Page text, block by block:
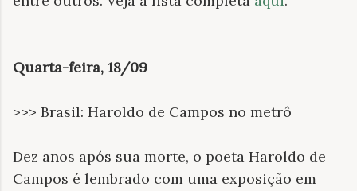
Quarta-feira, 18/09
>>> Brasil: Haroldo de Campos no metrô
Dez anos após sua morte, o poeta Haroldo de
Campos é lembrado com uma exposição em